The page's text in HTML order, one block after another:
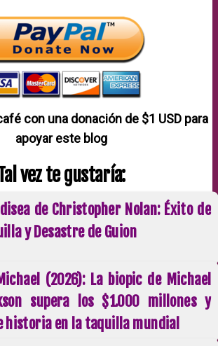
con una donación de $1 USDpara
apoyar este blog
vez te gustaría:
de Christopher Nolan: Éxito de
y Desastre de Guion
(2026): La biopic de Michael
supera los $1.000 millones y
historia en la taquilla mundial